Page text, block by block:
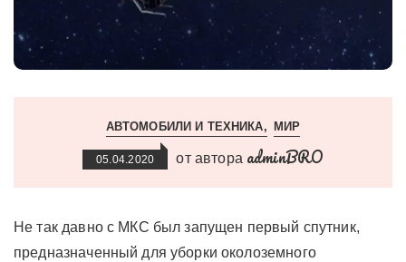
АВТОМОБИЛИ И ТЕХНИКА МИР
05.04.2020 от автора adminBRO
Не так давно с МКС был запущен первый спутник,
предназначенный для уборки околоземного